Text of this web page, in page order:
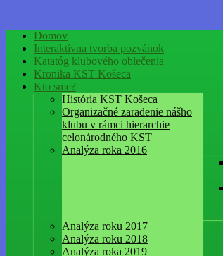
Domov
Interaktívna tvorba pozvánok
Katatóg klubového oblečenia
Kronika KST Košeca
Kto sme?
História KST Košeca
Organizačné zaradenie nášho
klubu v rámci hierarchie
celonárodného KST
Analýza roka 2016
Analýza roku 2017
Analýza roku 2018
Analýza roka 2019